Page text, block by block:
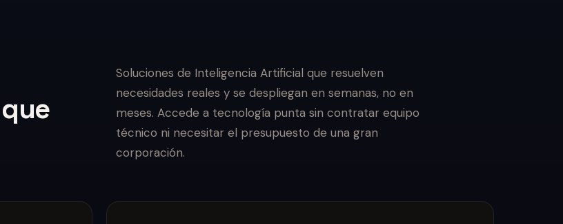
Soluciones de Inteligencia Artificial que resuelven
necesidades reales y se despliegan en semanas, no en
meses. Accede a tecnología punta sin contratar equipo
técnico ni necesitar el presupuesto de una gran
corporación.